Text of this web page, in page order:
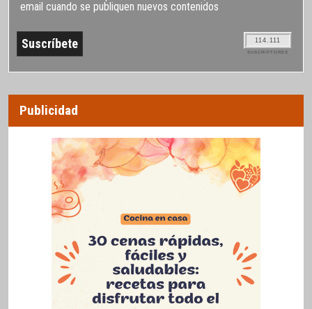
email cuando se publiquen nuevos contenidos
114.111
SUSCRIPTORES
Publicidad